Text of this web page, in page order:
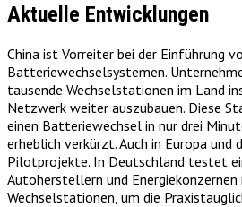
Aktuelle Entwicklungen
China ist Vorreiter bei der Einführung
Batteriewechselsystemen.
tausende Wechselstationen im Land
Netzwerk weiter auszubauen. Diese
einen Batteriewechsel in nur drei
erheblich verkürzt. Auch in Europa und
Pilotprojekte. In Deutschland testet
Autoherstellern und Energiekonzernen
Wechselstationen, um die